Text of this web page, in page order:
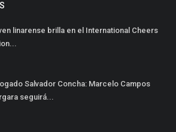
linarense brilla en el International Cheers
Salvador Concha: Marcelo Campos
seguirá...